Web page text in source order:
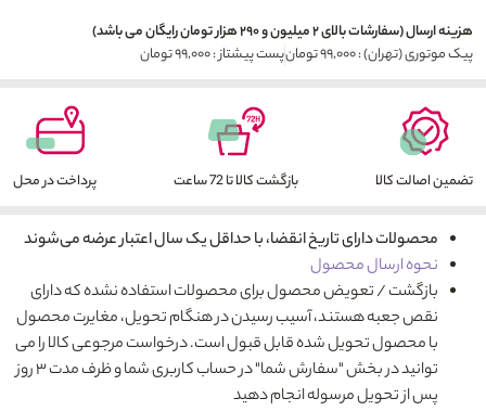
هزینه ارسال (سفارشات بالای ۲ میلیون و ۲۹۰ هزار تومان رایگان می باشد)
پیک موتوری (تهران) : ۹۹,۰۰۰ تومان
پست پیشتاز : ۹۹,۰۰۰ تومان
تضمین اصالت کالا بازگشت کالا تا 72 ساعت پرداخت در محل
محصولات دارای تاریخ انقضا، با حداقل یک سال اعتبار عرضه می‌شوند
نحوه ارسال محصول
بازگشت / تعویض محصول برای محصولات استفاده نشده که دارای
نقص جعبه هستند، آسیب رسیدن در هنگام تحویل، مغایرت محصول
با محصول تحویل شده قابل قبول است. درخواست مرجوعی کالا را می
توانید در بخش "سفارش شما" در حساب کاربری شما و ظرف مدت ۳ روز
پس از تحویل مرسوله انجام دهید